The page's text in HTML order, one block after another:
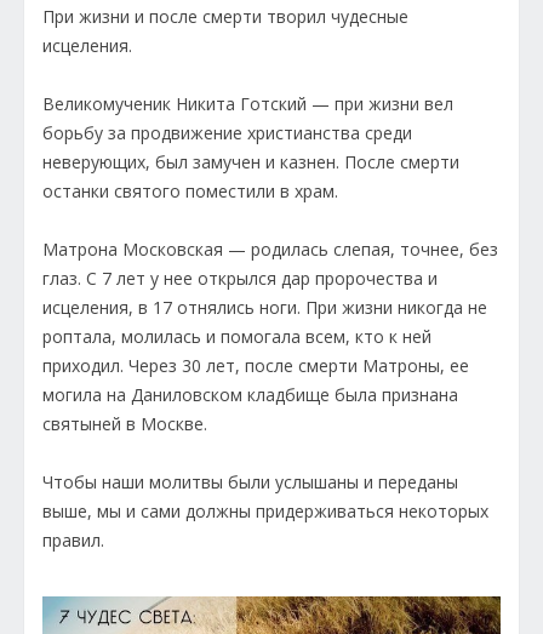
При жизни и после смерти творил чудесные
исцеления.
Великомученик Никита Готский — при жизни вел
борьбу за продвижение христианства среди
неверующих, был замучен и казнен. После смерти
останки святого поместили в храм.
Матрона Московская — родилась слепая, точнее, без
глаз. С 7 лет у нее открылся дар пророчества и
исцеления, в 17 отнялись ноги. При жизни никогда не
роптала, молилась и помогала всем, кто к ней
приходил. Через 30 лет, после смерти Матроны, ее
могила на Даниловском кладбище была признана
святыней в Москве.
Чтобы наши молитвы были услышаны и переданы
выше, мы и сами должны придерживаться некоторых
правил.